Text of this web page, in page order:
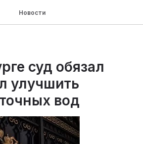
Новости
суд обязал
улучшить
вод